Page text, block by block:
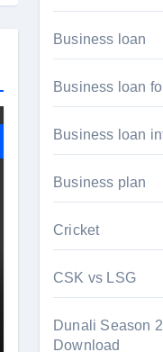
Business loan
Business loan
Business loan
Business plan
Cricket
CSK vs LSG
Dunali Season
Download